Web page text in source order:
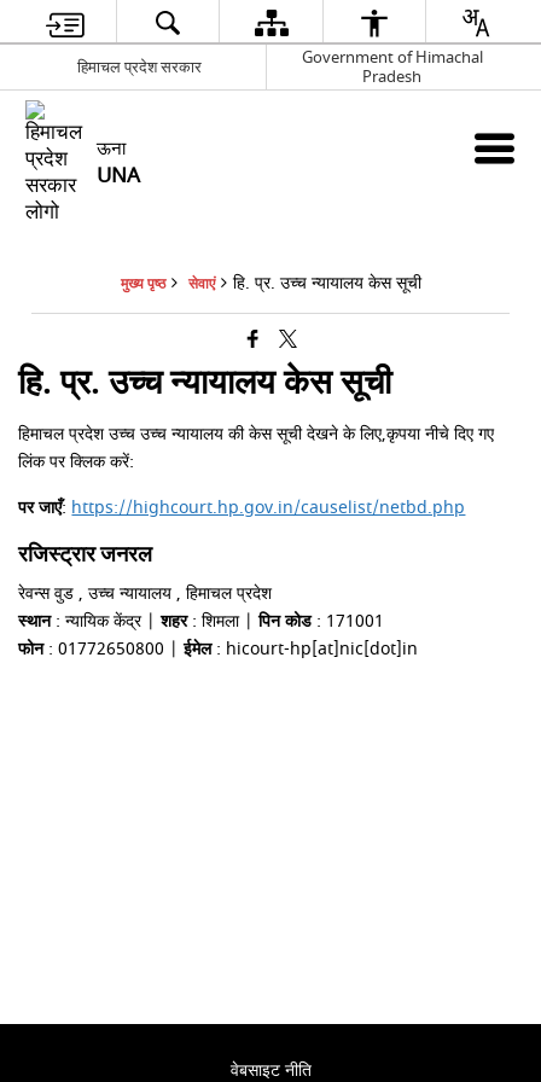
हिमाचल प्रदेश सरकार
Government of Himachal
Pradesh
ऊना
UNA
मुख्य पृष्ठ सेवाएं हि. प्र. उच्च न्यायालय केस सूची
हि. प्र. उच्च न्यायालय केस सूची
हिमाचल प्रदेश उच्च उच्च न्यायालय की केस सूची देखने के लिए,कृपया नीचे दिए गए
लिंक पर क्लिक करें:
पर जाएँ: https://highcourt.hp.gov.in/causelist/netbd.php
रजिस्ट्रार जनरल
रेवन्स वुड , उच्च न्यायालय , हिमाचल प्रदेश
स्थान: न्यायिक केंद्र |शहर: शिमला |पिन कोड: 171001
फोन: 01772650800 |ईमेल: hicourt-hp[at]nic[dot]in
वेबसाइट नीति